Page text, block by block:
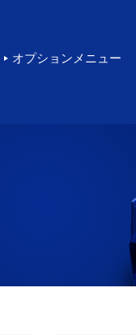
オプションメニュー
KeePer